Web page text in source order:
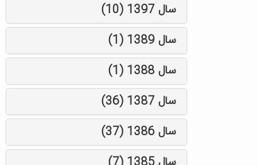
سال 1397 (10)
سال 1389 (1)
سال 1388 (1)
سال 1387 (36)
سال 1386 (37)